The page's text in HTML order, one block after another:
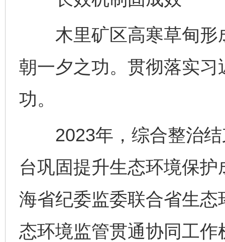
木里矿区高寒草甸形
朝一夕之功。贯彻落实
功。
2023年，综合整治结
台巩固提升生态环境保
海省纪委监委联合省生
态环境监管贯通协同工